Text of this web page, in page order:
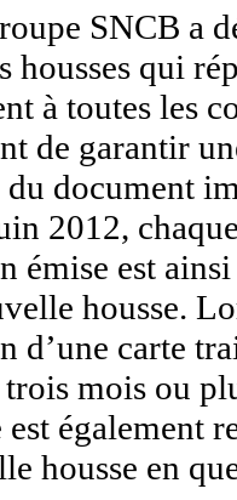
SNCB a
housses qui
à toutes les
de garantir
document
2012,
émise est
housse.
d’une carte
mois ou
également
housse en